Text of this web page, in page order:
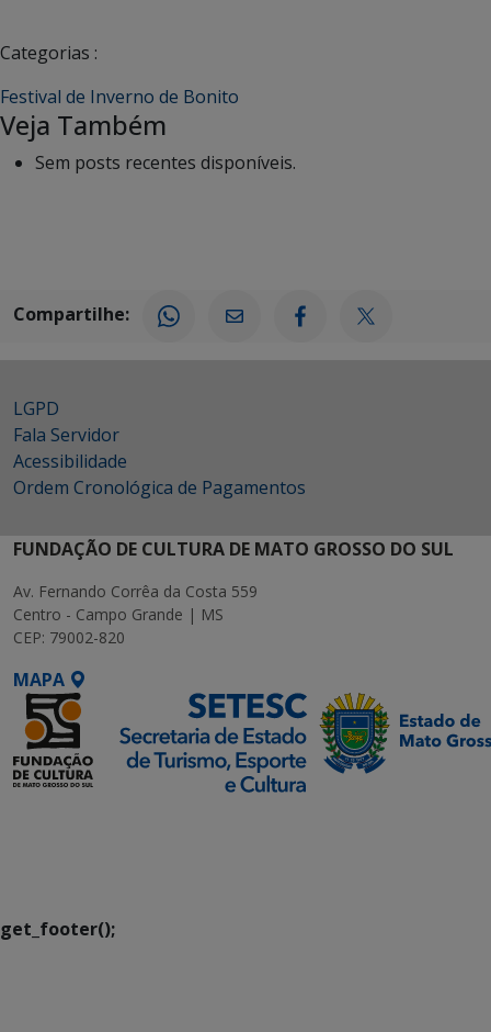
Categorias :
Festival de Inverno de Bonito
Veja Também
Sem posts recentes disponíveis.
Compartilhe:
LGPD
Fala Servidor
Acessibilidade
Ordem Cronológica de Pagamentos
FUNDAÇÃO DE CULTURA DE MATO GROSSO DO SUL
Av. Fernando Corrêa da Costa 559
Centro - Campo Grande | MS
CEP: 79002-820
MAPA
get_footer();